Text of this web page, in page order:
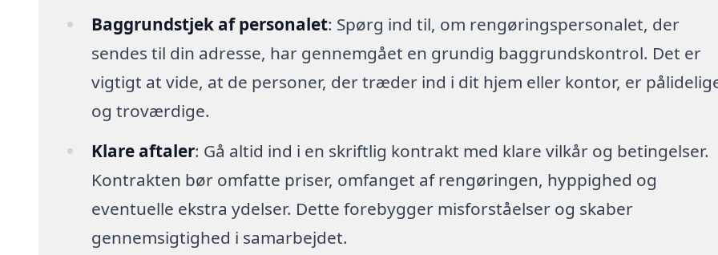
Baggrundstjek af personalet: Spørg ind til, om rengøringspersonalet, der
sendes til din adresse, har gennemgået en grundig baggrundskontrol. Det er
vigtigt at vide, at de personer, der træder ind i dit hjem eller kontor, er
og troværdige.
Klare aftaler: Gå altid ind i en skriftlig kontrakt med klare vilkår og betingelser.
Kontrakten bør omfatte priser, omfanget af rengøringen, hyppighed og
eventuelle ekstra ydelser. Dette forebygger misforståelser og skaber
gennemsigtighed i samarbejdet.